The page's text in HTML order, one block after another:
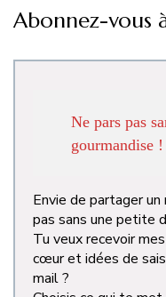
Abonnez-vous
Ne pars pas
gourmandise !
Envie de partager
pas sans une petite
Tu veux recevoir
cœur et idées de
mail ?